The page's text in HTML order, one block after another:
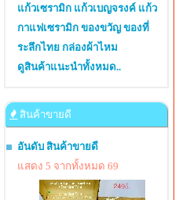
แก้วเซรามิก แก้วเบญจรงค์ แก้ว
กาแฟเซรามิก ของขวัญ ของที่
ระลึกไทย กล่องผ้าไหม
ดูสินค้าแนะนำทั้งหมด..
สินค้าขายดี
อันดับ สินค้าขายดี
แสดง 5 จากทั้งหมด 69